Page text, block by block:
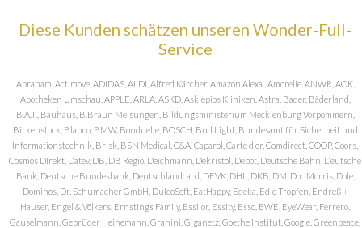
Diese Kunden schätzen unseren Wonder-Full-
Service
Abraham, Actimove, ADIDAS, ALDI, Alfred Kärcher, Amazon Alexa , Amorelie, ANWR, AOK,
Apotheken Umschau, APPLE, ARLA, ASKD, Asklepios Kliniken, Astra, Bader, Bäderland,
B.A.T., Bauhaus, B.Braun Melsungen, Bildungsministerium Mecklenburg Vorpommern,
Birkenstock, Blanco, BMW, Bonduelle, BOSCH, Bud Light, Bundesamt für Sicherheit und
Informationstechnik, Brisk, BSN Medical, C&A, Caparol, Carte d or, Comdirect, COOP, Coors,
Cosmos DIrekt, Datev, DB, DB Regio, Deichmann, Dekristol, Depot, Deutsche Bahn, Deutsche
Bank, Deutsche Bundesbank, Deutschlandcard, DEVK, DHL, DKB, DM, Doc Morris, Dole,
Dominos, Dr. Schumacher GmbH, DulcoSoft, EatHappy, Edeka, Edle Tropfen, Endreß +
Hauser, Engel & Völkers, Ernstings Family, Essilor, Essity, Esso, EWE, EyeWear, Ferrero,
Gauselmann, Gebrüder Heinemann, Granini, Giganetz, Goethe Institut, Google, Greenpeace,